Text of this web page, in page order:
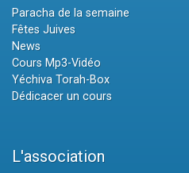
Paracha de la semaine
Fêtes Juives
News
Cours Mp3-Vidéo
Yéchiva Torah-Box
Dédicacer un cours
L'association